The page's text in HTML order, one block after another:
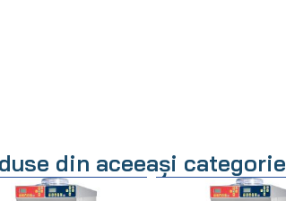
din aceeași categorie